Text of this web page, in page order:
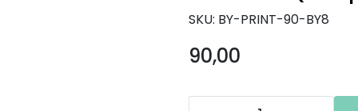
SKU: BY-PRINT-90-BY8
90,00